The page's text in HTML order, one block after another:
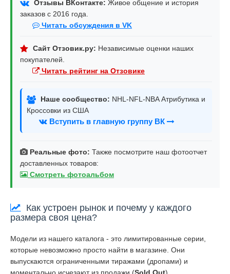
Отзывы ВКонтакте: Живое общение и история
заказов с 2016 года.
Читать обсуждения в VK
Сайт Отзовик.ру: Независимые оценки наших
покупателей.
Читать рейтинг на Отзовике
Наше сообщество: NHL-NFL-NBA Атрибутика и
Кроссовки из США
Вступить в главную группу ВК
Реальные фото: Также посмотрите наш фотоотчет
доставленных товаров:
Смотреть фотоальбом
Как устроен рынок и почему у каждого
размера своя цена?
Модели из нашего каталога - это лимитированные серии,
которые невозможно просто найти в магазине. Они
выпускаются ограниченными тиражами (дропами) и